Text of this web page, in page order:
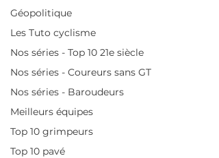
Géopolitique
Les Tuto cyclisme
Nos séries - Top 10 21e siècle
Nos séries - Coureurs sans GT
Nos séries - Baroudeurs
Meilleurs équipes
Top 10 grimpeurs
Top 10 pavé